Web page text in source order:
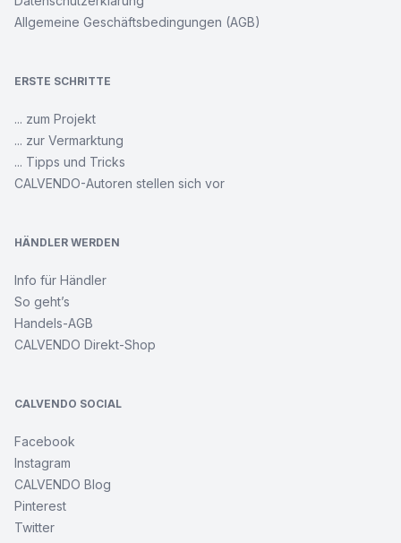
Allgemeine Geschäftsbedingungen (AGB)
ERSTE SCHRITTE
... zum Projekt
... zur Vermarktung
... Tipps und Tricks
CALVENDO-Autoren stellen sich vor
HÄNDLER WERDEN
Info für Händler
So geht’s
Handels-AGB
CALVENDO Direkt-Shop
CALVENDO SOCIAL
Facebook
Instagram
CALVENDO Blog
Pinterest
Twitter